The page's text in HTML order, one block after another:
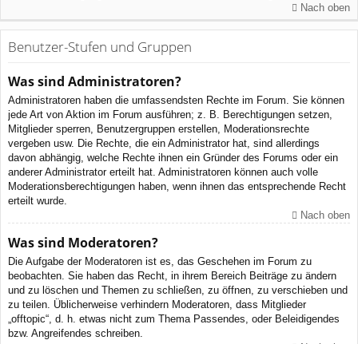
Nach oben
Benutzer-Stufen und Gruppen
Was sind Administratoren?
Administratoren haben die umfassendsten Rechte im Forum. Sie können
jede Art von Aktion im Forum ausführen; z. B. Berechtigungen setzen,
Mitglieder sperren, Benutzergruppen erstellen, Moderationsrechte
vergeben usw. Die Rechte, die ein Administrator hat, sind allerdings
davon abhängig, welche Rechte ihnen ein Gründer des Forums oder ein
anderer Administrator erteilt hat. Administratoren können auch volle
Moderationsberechtigungen haben, wenn ihnen das entsprechende Recht
erteilt wurde.
Nach oben
Was sind Moderatoren?
Die Aufgabe der Moderatoren ist es, das Geschehen im Forum zu
beobachten. Sie haben das Recht, in ihrem Bereich Beiträge zu ändern
und zu löschen und Themen zu schließen, zu öffnen, zu verschieben und
zu teilen. Üblicherweise verhindern Moderatoren, dass Mitglieder
„offtopic“, d. h. etwas nicht zum Thema Passendes, oder Beleidigendes
bzw. Angreifendes schreiben.